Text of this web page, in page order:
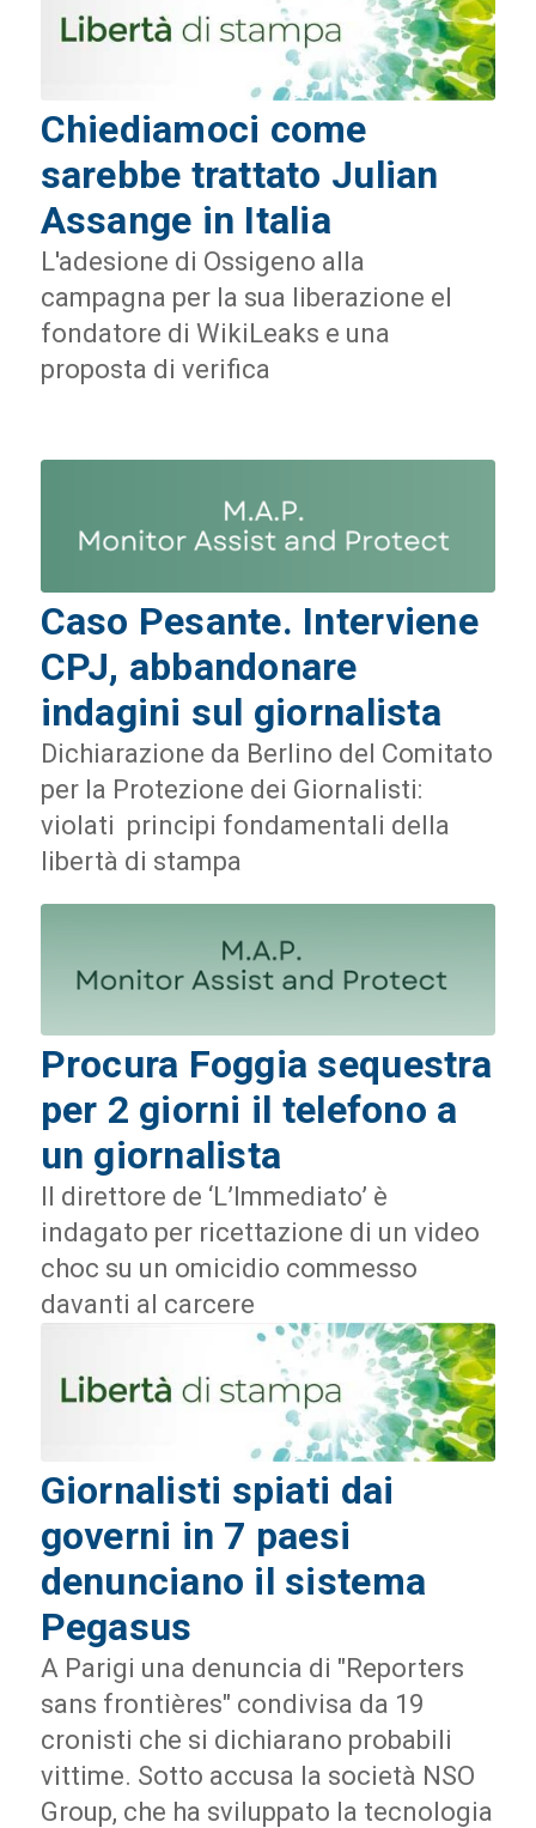
Chiediamoci come
sarebbe trattato Julian
Assange in Italia
L'adesione di Ossigeno alla
campagna per la sua liberazione el
fondatore di WikiLeaks e una
proposta di verifica
Caso Pesante. Interviene
CPJ, abbandonare
indagini sul giornalista
Dichiarazione da Berlino del Comitato
per la Protezione dei Giornalisti:
violati principi fondamentali della
libertà di stampa
Procura Foggia sequestra
per 2 giorni il telefono a
un giornalista
Il direttore de ‘L’Immediato’ è
indagato per ricettazione di un video
choc su un omicidio commesso
davanti al carcere
Giornalisti spiati dai
governi in 7 paesi
denunciano il sistema
Pegasus
A Parigi una denuncia di "Reporters
sans frontières" condivisa da 19
cronisti che si dichiarano probabili
vittime. Sotto accusa la società NSO
Group, che ha sviluppato la tecnologia